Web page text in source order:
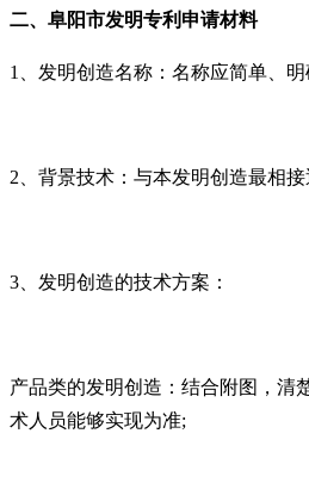
二、阜阳市发明专利 申请材料
1、发明创造名称：名称应简单、
2、背景技术：与本发明创造最相接
3、发明创造的技术⽅案：
产品类的发明创造：结合附图，清
术⼈员能够实现为准;